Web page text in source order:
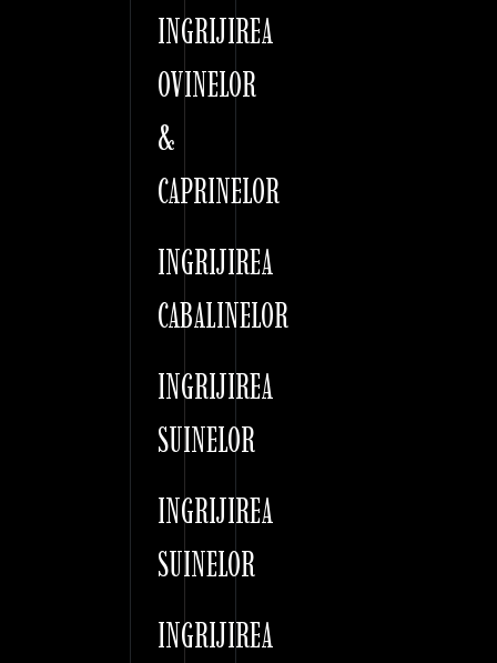
INGRIJIREA
OVINELOR
&
CAPRINELOR
INGRIJIREA
CABALINELOR
INGRIJIREA
SUINELOR
INGRIJIREA
SUINELOR
INGRIJIREA